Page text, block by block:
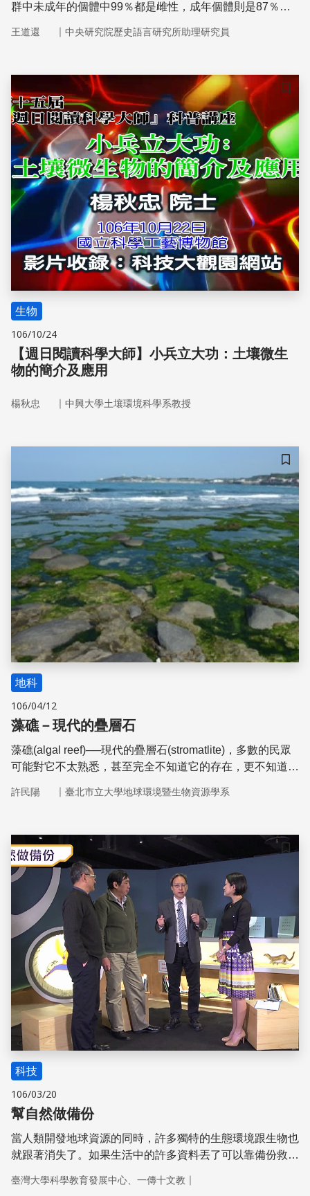
群中未成年的個體中99％都是雌性，成年個體則是87％。
化後，要發育35〜40年才成熟，並大多返回自己孵化的海
王道還 ｜ 中央研究院歷史語言研究所助理研究員
儲存
生物
106/10/24
【週日閱讀科學大師】小兵立大功：土壤微生
物的簡介及應用
楊秋忠 ｜ 中興大學土壤環境科學系教授
儲存
地科
106/04/12
藻礁－現代的疊層石
藻礁(algal reef)──現代的疊層石(stromatlite)，多數的民眾
可能對它不太熟悉，甚至完全不知道它的存在，更不知道其
生態卻也面臨著各種挑戰，並且亟需研究和保護
許民陽 ｜ 臺北市立大學地球環境暨生物資源學系
儲存
科技
106/03/20
幫自然做備份
當人類開發地球資源的同時，許多獨特的生態環境跟生物也
就跟著消失了。如果生活中的許多資料丟了可以靠備份救回
臺灣大學科學教育發展中心、一傳十文教 ｜